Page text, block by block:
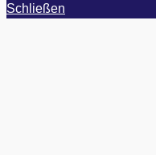
Schließen